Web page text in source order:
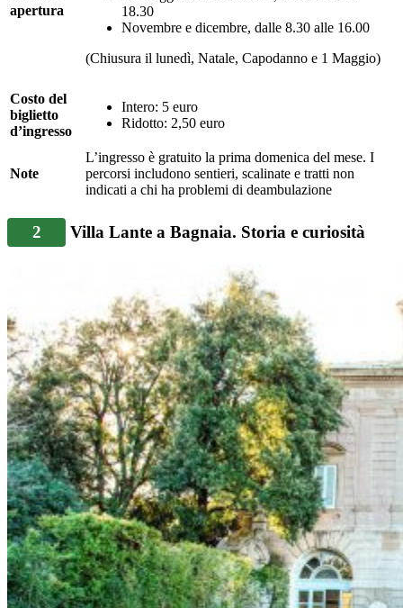
apertura
18.30
Novembre e dicembre, dalle 8.30 alle 16.00
(Chiusura il lunedì, Natale, Capodanno e 1 Maggio)
Costo del
biglietto
d’ingresso
Intero: 5 euro
Ridotto: 2,50 euro
Note
L’ingresso è gratuito la prima domenica del mese. I
percorsi includono sentieri, scalinate e tratti non
indicati a chi ha problemi di deambulazione
2 Villa Lante a Bagnaia. Storia e curiosità